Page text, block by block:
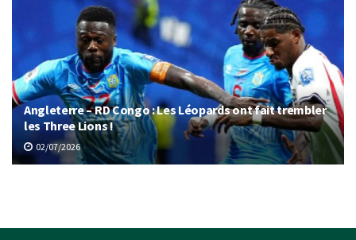
Angleterre – RD Congo : Les Léopards ont fait trembler
les Three Lions !
02/07/2026